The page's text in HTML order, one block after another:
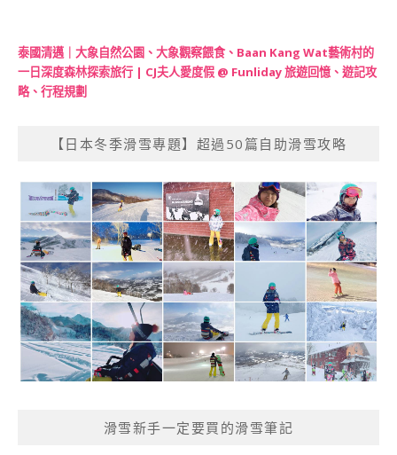
泰國清邁｜大象自然公園、大象觀察餵食、Baan Kang Wat藝術村的
一日深度森林探索旅行 | CJ夫人愛度假 @ Funliday 旅遊回憶、遊記攻
略、行程規劃
【日本冬季滑雪專題】超過50篇自助滑雪攻略
滑雪新手一定要買的滑雪筆記